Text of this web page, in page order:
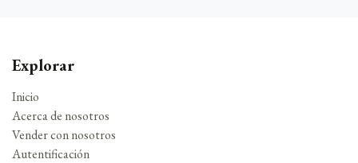
Explorar
Inicio
Acerca de nosotros
Vender con nosotros
Autentificación